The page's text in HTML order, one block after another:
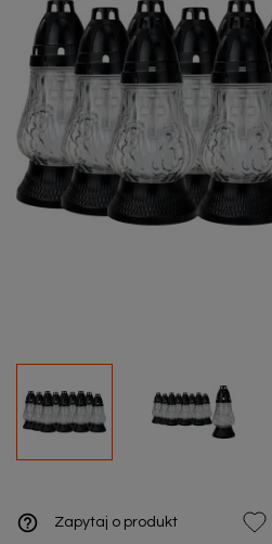
help_outline Zapytaj o produkt